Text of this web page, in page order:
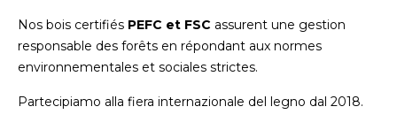
Nos bois certifiés PEFC et FSC assurent une gestion
responsable des forêts en répondant aux normes
environnementales et sociales strictes.
Partecipiamo alla fiera internazionale del legno dal 2018.